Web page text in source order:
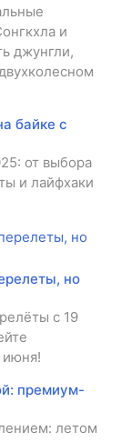
и
джунгли,
байке с
от выбора
и лайфхаки
но
с 19
июня!
премиум-
летом